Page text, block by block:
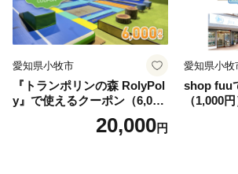
愛知県小牧市
『トランポリンの森 RolyPol
y』で使えるクーポン（6,000
20,000円
愛知県小牧
shop fuu
（1,000円